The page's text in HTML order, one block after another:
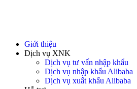
Giới thiệu
Dịch vụ XNK
Dịch vụ tư vấn nhập khẩu
Dịch vụ nhập khẩu Alibaba
Dịch vụ xuất khẩu Alibaba